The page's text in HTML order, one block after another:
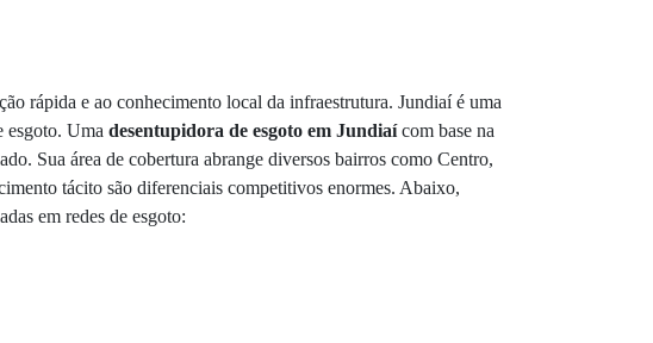
rápida e ao conhecimento local da infraestrutura. Jundiaí é uma
esgoto. Uma desentupidora de esgoto em Jundiaícom base na
Sua área de cobertura abrange diversos bairros como Centro,
tácito são diferenciais competitivos enormes. Abaixo,
em redes de esgoto: